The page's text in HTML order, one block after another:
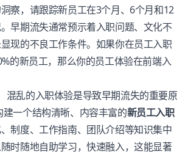
察，请跟踪新员工在3个月、6个月和12
早期流失通常预示着入职问题、文化不
现的不良工作条件。如果你在员工入职
的新员工，那么你的员工体验在前端入
混乱的入职体验是导致早期流失的重要原
一个结构清晰、内容丰富的新员工入职
制度、工作指南、团队介绍等知识集中
时随地自助学习，快速融入，这能显著